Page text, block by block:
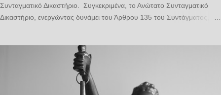
Συνταγματικό Δικαστήριο. Συγκεκριμένα, το Ανώτατο Συνταγματικό
Δικαστήριο, ενεργώντας δυνάμει του Άρθρου 135 του Συντάγματος,
των περί της Ίδρυσης και Λειτουργίας Διοικητικού Δικαστηρίου Διεθνούς
Προστασίας Νόμων του 2018 έως 2026 εξέδωσε τους περί της
Λειτουργίας του Διοικητικού Δικαστηρίου Διεθνούς Προστασίας
Διαδικαστικοί Κανονισμούς του 2026. Σύμφωνα με τον Κανονισμό 3, με